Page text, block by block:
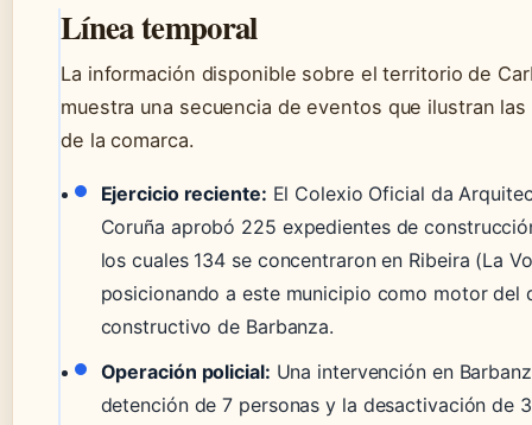
Línea temporal
La información disponible sobre el territorio de
muestra una secuencia de eventos que ilustran
de la comarca.
Ejercicio reciente: El Colexio Oficial da
Coruña aprobó 225 expedientes de
los cuales 134 se concentraron en Ribeira (La
posicionando a este municipio como motor del
constructivo de Barbanza.
Operación policial: Una intervención en
detención de 7 personas y la desactivación de